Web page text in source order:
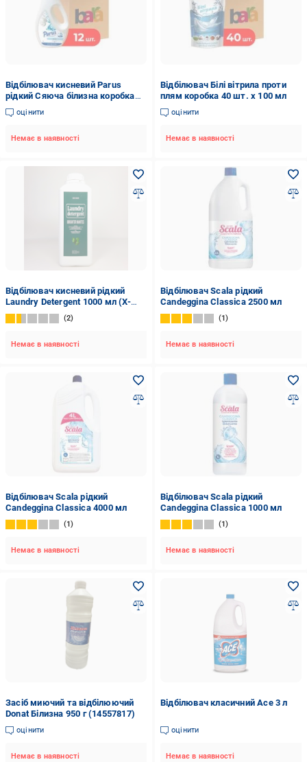
Відбілювач кисневий Parus
рідкий Сяюча білизна коробка
12 шт. x 1000 мл
оцінити
Немає в наявності
Відбілювач Білі вітрила проти
плям коробка 40 шт. x 100 мл
оцінити
Немає в наявності
Відбілювач кисневий рідкий
Laundry Detergent 1000 мл (X-
2156)
2
Немає в наявності
Відбілювач Scala рідкий
Candeggina Classica 2500 мл
1
Немає в наявності
Відбілювач Scala рідкий
Candeggina Classica 4000 мл
1
Немає в наявності
Відбілювач Scala рідкий
Candeggina Classica 1000 мл
1
Немає в наявності
Засіб миючий та відбілюючий
Donat Білизна 950 г (14557817)
оцінити
Немає в наявності
Відбілювач класичний Ace 3 л
оцінити
Немає в наявності